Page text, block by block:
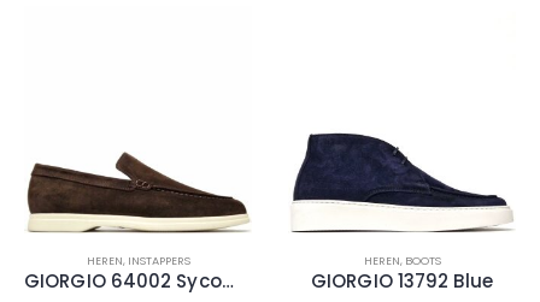
HEREN, INSTAPPERS
GIORGIO 64002 Sycomore Brown
HEREN, BOOTS
GIORGIO 13792 Blue